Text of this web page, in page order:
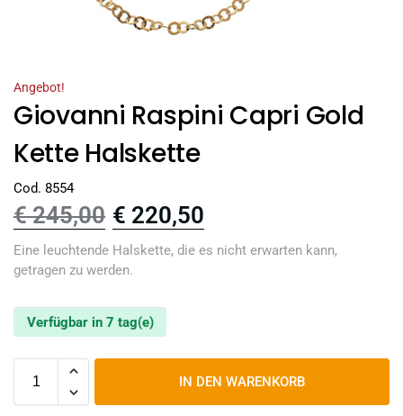
Angebot!
Giovanni Raspini Capri Gold
Kette Halskette
Cod. 8554
€245,00 € 220,50
Eine leuchtende Halskette, die es nicht erwarten kann,
getragen zu werden.
Verfügbar in 7 tag(e)
IN DEN WARENKORB